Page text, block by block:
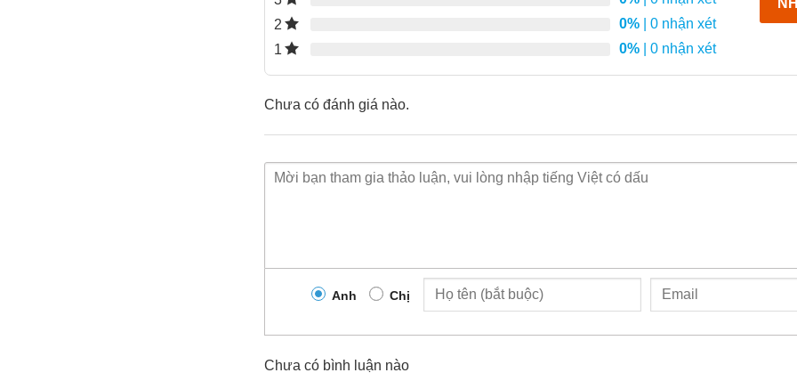
Ưu điểm nổi bật của DAHUA Hero Dual D1 6MP
Hai ống kính – Hai khung hình – Giảm tối đa điểm mù
Ống kính quay quét (PT) xoay ngang – dọc linh hoạt, có thể thiết lập các điểm tuần tra.
chỉ với 1 camera bạn vừa xem toàn cảnh, vừa xem cận góc quan trọng – giảm số lượng camera cần lắp mà
2
0% | 0 nhận xét
1
0% | 0 nhận xét
Chưa có đánh giá nào.
Anh Chị
Chưa có bình luận nào